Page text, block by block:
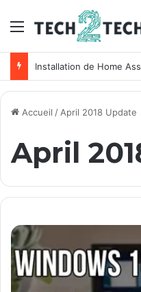
Menu
Installation de Home
Accueil /April 2018 Update
April